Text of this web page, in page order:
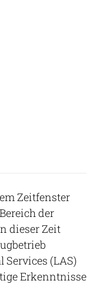
Zeitfenster
der
dieser Zeit
Services (LAS)
Erkenntnisse